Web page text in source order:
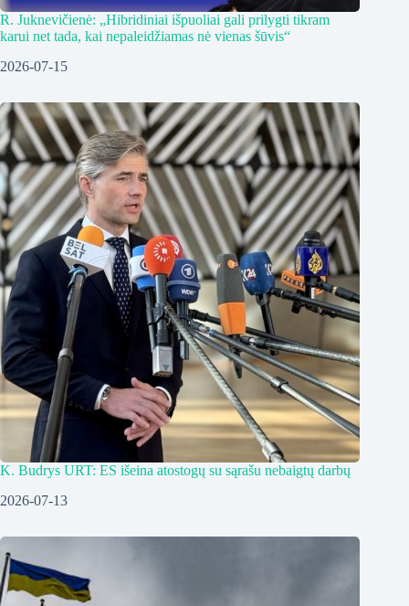
R. Juknevičienė: „Hibridiniai išpuoliai gali prilygti tikram
karui net tada, kai nepaleidžiamas nė vienas šūvis“
2026-07-15
K. Budrys URT: ES išeina atostogų su sąrašu nebaigtų darbų
2026-07-13